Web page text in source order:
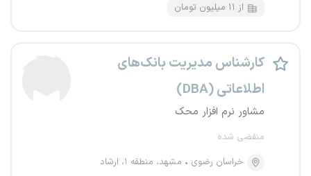
از ۱۱ میلیون تومان
کارشناس مدیریت بانک‌های
اطلاعاتی (DBA)
مشاور نرم افزار محک
منقضی شده
خراسان رضوی
مشهد، منطقه ۱، ارشاد